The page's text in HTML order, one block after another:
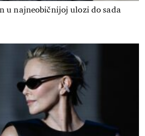
u najneobičnijoj ulozi do sada